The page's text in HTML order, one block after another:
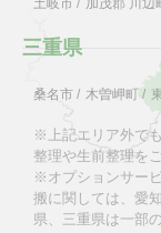
土岐市 / 加茂郡 川辺
三重県
桑名市 / 木曽岬町/
※上記エリア外で
整理や生前整理を
※オプションサー
搬に関しては、愛
県、三重県は一部